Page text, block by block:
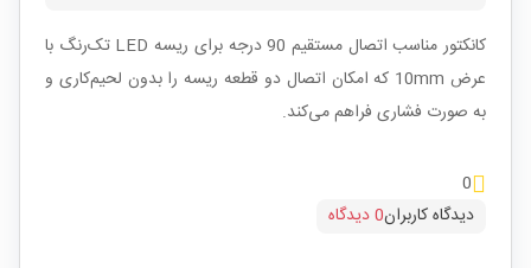
کانکتور مناسب اتصال مستقیم 90 درجه برای ریسه LED تک‌رنگ با
عرض 10mm که امکان اتصال دو قطعه ریسه را بدون لحیم‌کاری و
به صورت فشاری فراهم می‌کند.
0
دیدگاه کاربران0 دیدگاه